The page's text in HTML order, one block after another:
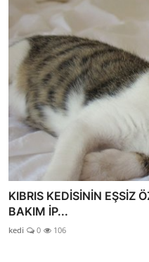
KIBRIS KEDİSİNİN EŞSİZ
BAKIM İP...
kedi 0 106